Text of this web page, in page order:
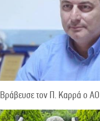
Βράβευσε τον Π. Καρρά ο